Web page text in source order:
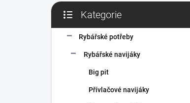
P
s
kategorie
Kategorie
Rybářské potřeby
Rybářské navijáky
Big pit
Přívlačové navijáky